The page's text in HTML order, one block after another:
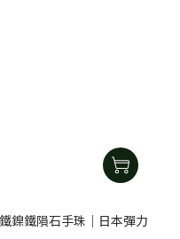
鎳鐵隕石手珠｜日本彈力